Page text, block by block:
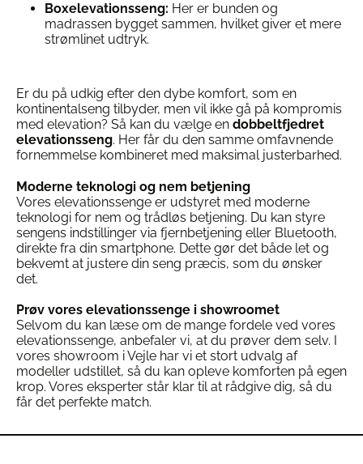
Boxelevationsseng: Her er bunden og
madrassen bygget sammen, hvilket giver et mere
strømlinet udtryk.
Er du på udkig efter den dybe komfort, som en
kontinentalseng tilbyder, men vil ikke gå på kompromis
med elevation? Så kan du vælge en dobbeltfjedret
elevationsseng. Her får du den samme omfavnende
fornemmelse kombineret med maksimal justerbarhed.
Moderne teknologi og nem betjening
Vores elevationssenge er udstyret med moderne
teknologi for nem og trådløs betjening. Du kan styre
sengens indstillinger via fjernbetjening eller Bluetooth,
direkte fra din smartphone. Dette gør det både let og
bekvemt at justere din seng præcis, som du ønsker
det.
Prøv vores elevationssenge i showroomet
Selvom du kan læse om de mange fordele ved vores
elevationssenge, anbefaler vi, at du prøver dem selv. I
vores showroom i Vejle har vi et stort udvalg af
modeller udstillet, så du kan opleve komforten på egen
krop. Vores eksperter står klar til at rådgive dig, så du
får det perfekte match.